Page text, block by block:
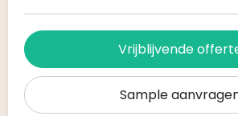
Vrijblijvende
Sample